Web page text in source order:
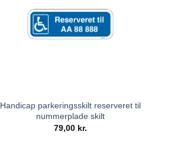
Handicap parkeringsskilt reserveret til
nummerplade skilt
79,00 kr.